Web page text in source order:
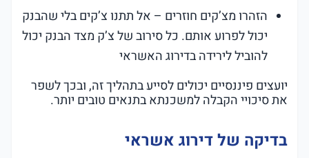
הזהרו מצ’קים חוזרים – אל תתנו צ’קים בלי שהבנק
יכול לפרוע אותם. כל סירוב של צ’ק מצד הבנק יכול
להוביל לירידה בדירוג האשראי
יועצים פיננסיים יכולים לסייע בתהליך זה, ובכך לשפר
את סיכויי הקבלה למשכנתא בתנאים טובים יותר.
בדיקה של דירוג אשראי